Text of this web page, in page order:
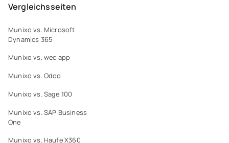
Vergleichsseiten
Munixo vs. Microsoft
Dynamics 365
Munixo vs. weclapp
Munixo vs. Odoo
Munixo vs. Sage 100
Munixo vs. SAP Business
One
Munixo vs. Haufe X360